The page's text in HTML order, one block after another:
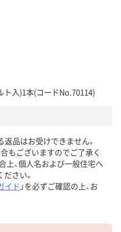
ト入)1本(コードNo.70114)
返品はお受けできません。
もございますのでご了承く
上、個人名および一般住宅へ
さい。
イド 」を必ずご確認の上、お